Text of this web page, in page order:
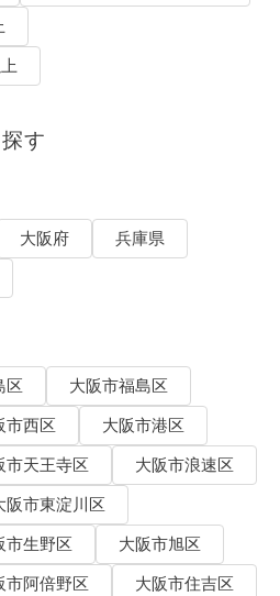
す
大阪府
兵庫県
区
大阪市福島区
市西区
大阪市港区
市天王寺区
大阪市浪速区
阪市東淀川区
市生野区
大阪市旭区
市阿倍野区
大阪市住吉区